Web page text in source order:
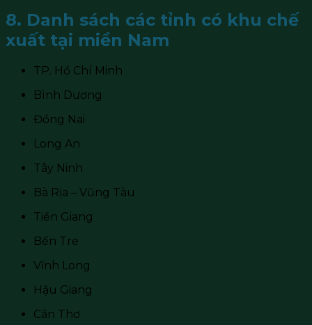
8. Danh sách các tỉnh có khu chế
xuất tại miền Nam
TP. Hồ Chí Minh
Bình Dương
Đồng Nai
Long An
Tây Ninh
Bà Rịa – Vũng Tàu
Tiền Giang
Bến Tre
Vĩnh Long
Hậu Giang
Cần Thơ